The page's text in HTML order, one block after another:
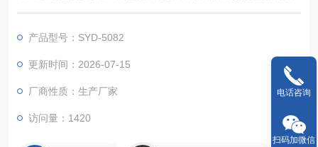
渣试验器，适用于从煤焦油、含酚污水制取的粗酚灼烧残渣的测
产品型号：SYD-5082
更新时间：2026-07-15
厂商性质：生产厂家
访问量：1420
电话咨询
扫码加微信